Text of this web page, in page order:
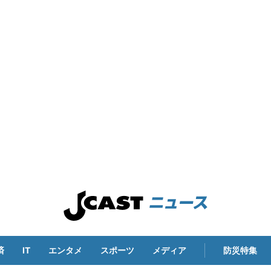
IT エンタメ スポーツ メディア 防災特集